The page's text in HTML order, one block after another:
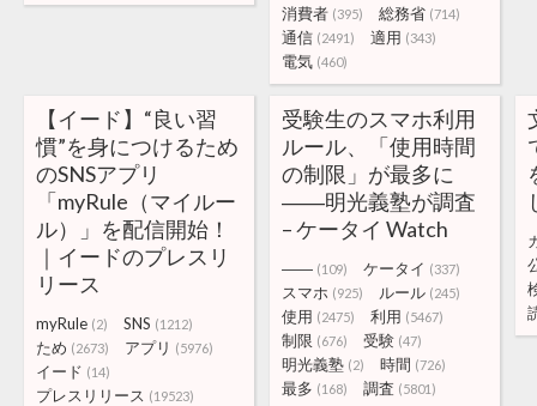
消費者 (395) 総務省 (714)
通信 (2491) 適用 (343)
電気 (460)
【イード】“良い習
慣”を身につけるため
のSNSアプリ
「myRule（マイルー
ル）」を配信開始！
｜イードのプレスリ
リース
myRule (2) SNS (1212)
ため (2673) アプリ (5976)
イード (14)
プレスリリース (19523)
受験生のスマホ利用
ルール、「使用時間
の制限」が最多に
――明光義塾が調査
– ケータイ Watch
―― (109) ケータイ (337)
スマホ (925) ルール (245)
使用 (2475) 利用 (5467)
制限 (676) 受験 (47)
明光義塾 (2) 時間 (726)
最多 (168) 調査 (5801)